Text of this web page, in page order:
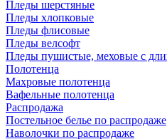
Пледы шерстяные
Пледы хлопковые
Пледы флисовые
Пледы велсофт
Пледы пушистые, меховые с
Полотенца
Махровые полотенца
Вафельные полотенца
Распродажа
Постельное белье по распродаже
Наволочки по распродаже